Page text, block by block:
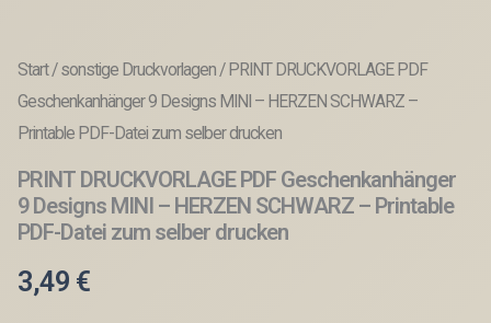
Start/sonstige Druckvorlagen/ PRINT DRUCKVORLAGE PDF
Geschenkanhänger 9 Designs MINI – HERZEN SCHWARZ –
Printable PDF-Datei zum selber drucken
PRINT DRUCKVORLAGE PDF Geschenkanhänger
9 Designs MINI – HERZEN SCHWARZ – Printable
PDF-Datei zum selber drucken
3,49 €